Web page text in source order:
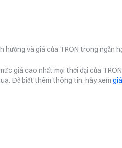
và giá của TRON trong ngắn
giá cao nhất mọi thời đại của
Để biết thêm thông tin, hãy xem